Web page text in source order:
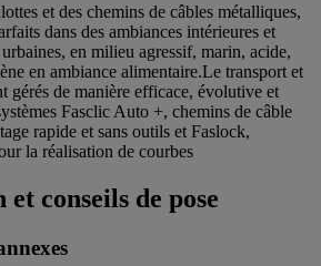
et des chemins de câbles métalliques,
dans des ambiances intérieures et
en milieu agressif, marin, acide,
en ambiance alimentaire.Le transport et
gérés de manière efficace, évolutive et
Fasclic Auto +, chemins de câble
rapide et sans outils et Faslock,
la réalisation de courbes
conseils de pose